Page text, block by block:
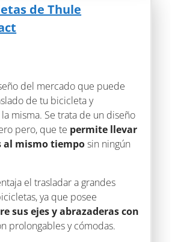
de Thule
del mercado que puede
de tu bicicleta y
misma. Se trata de un diseño
pero, que te permite llevar
al mismo tiemposin ningún
el trasladar a grandes
ya que posee
sus ejes y abrazaderas con
prolongables y cómodas.